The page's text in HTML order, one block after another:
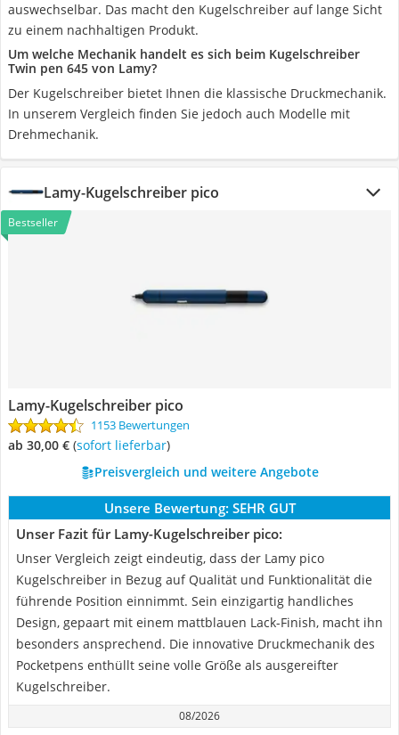
auswechselbar. Das macht den Kugelschreiber auf lange Sicht
zu einem nachhaltigen Produkt.
Um welche Mechanik handelt es sich beim Kugelschreiber
Twin pen 645 von Lamy?
Der Kugelschreiber bietet Ihnen die klassische Druckmechanik.
In unserem Vergleich finden Sie jedoch auch Modelle mit
Drehmechanik.
Lamy-Kugelschreiber pico
Bestseller
Lamy-Kugelschreiber pico
1153 Bewertungen
ab 30,00 € ( Sofort lieferbar)
Preisvergleich und weitere Angebote
Unsere Bewertung: SEHR GUT
Unser Fazit für Lamy-Kugelschreiber pico:
Unser Vergleich zeigt eindeutig, dass der Lamy pico
Kugelschreiber in Bezug auf Qualität und Funktionalität die
führende Position einnimmt. Sein einzigartig handliches
Design, gepaart mit einem mattblauen Lack-Finish, macht ihn
besonders ansprechend. Die innovative Druckmechanik des
Pocketpens enthüllt seine volle Größe als ausgereifter
Kugelschreiber.
08/2026